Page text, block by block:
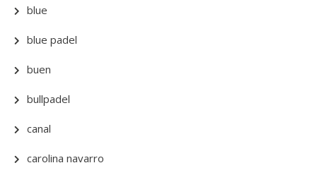
blue
blue padel
buen
bullpadel
canal
carolina navarro